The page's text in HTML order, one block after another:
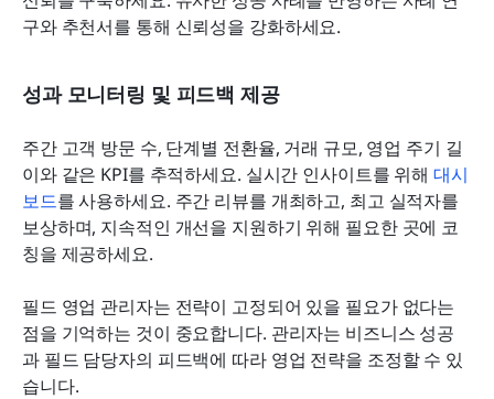
구와 추천서를 통해 신뢰성을 강화하세요.
성과 모니터링 및 피드백 제공
주간 고객 방문 수, 단계별 전환율, 거래 규모, 영업 주기 길
이와 같은 KPI를 추적하세요. 실시간 인사이트를 위해 대시
보드를 사용하세요. 주간 리뷰를 개최하고, 최고 실적자를
보상하며, 지속적인 개선을 지원하기 위해 필요한 곳에 코
칭을 제공하세요.
필드 영업 관리자는 전략이 고정되어 있을 필요가 없다는
점을 기억하는 것이 중요합니다. 관리자는 비즈니스 성공
과 필드 담당자의 피드백에 따라 영업 전략을 조정할 수 있
습니다.